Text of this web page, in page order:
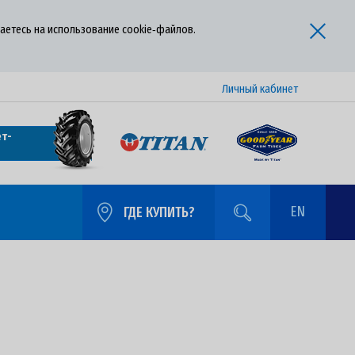
на использование cookie‑файлов.
Личный кабинет
ГДЕ КУПИТЬ? EN